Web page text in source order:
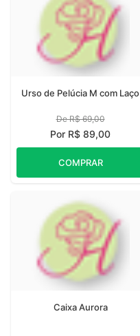
Urso de Pelúcia M com Laço
De R$ 69,00
Por R$ 89,00
COMPRAR
Caixa Aurora